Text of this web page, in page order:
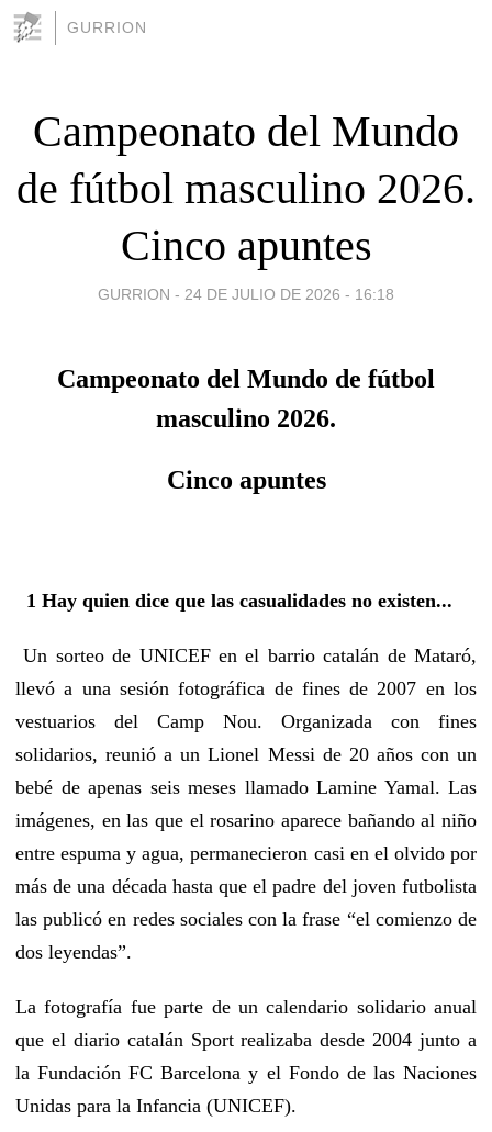
GURRION
Campeonato del Mundo
de fútbol masculino 2026.
Cinco apuntes
GURRION - 24 DE JULIO DE 2026 - 16:18
Campeonato del Mundo de fútbol
masculino 2026.
Cinco apuntes
1 Hay quien dice que las casualidades no existen...
Un sorteo de UNICEF en el barrio catalán de Mataró,
llevó a una sesión fotográfica de fines de 2007 en los
vestuarios del Camp Nou. Organizada con fines
solidarios, reunió a un Lionel Messi de 20 años con un
bebé de apenas seis meses llamado Lamine Yamal. Las
imágenes, en las que el rosarino aparece bañando al niño
entre espuma y agua, permanecieron casi en el olvido por
más de una década hasta que el padre del joven futbolista
las publicó en redes sociales con la frase “el comienzo de
dos leyendas”.
La fotografía fue parte de un calendario solidario anual
que el diario catalán Sport realizaba desde 2004 junto a
la Fundación FC Barcelona y el Fondo de las Naciones
Unidas para la Infancia (UNICEF).